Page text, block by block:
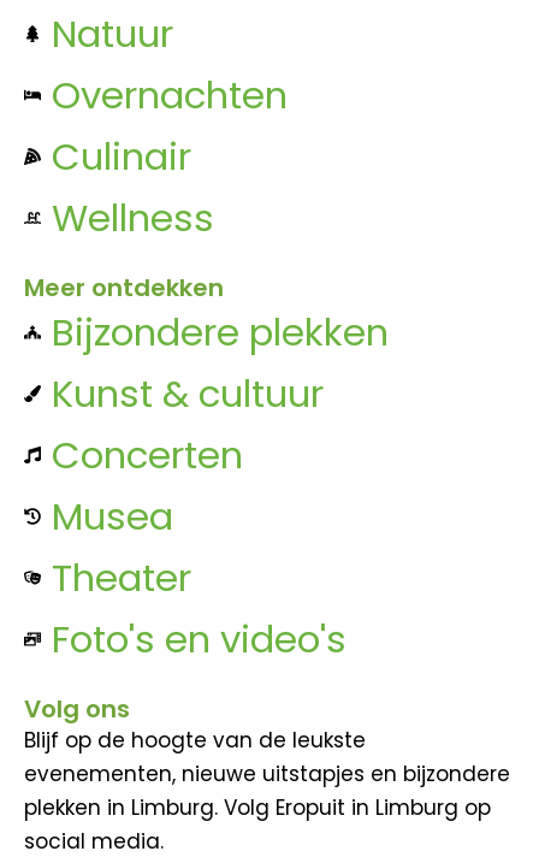
Natuur
Overnachten
Culinair
Wellness
Meer ontdekken
Bijzondere plekken
Kunst & cultuur
Concerten
Musea
Theater
Foto's en video's
Volg ons
Blijf op de hoogte van de leukste
evenementen, nieuwe uitstapjes en bijzondere
plekken in Limburg. Volg Eropuit in Limburg op
social media.